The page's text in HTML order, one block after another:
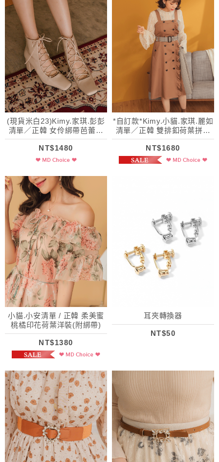
(現貨米白23)Kimy.家琪.彭彭
清單／正韓 女伶綁帶芭蕾舞
短靴
NT$1480
*自訂款*Kimy.小貓.家琪.麗如
清單／正韓 雙排釦荷葉拼接
格紋吊帶裙
NT$1680
小貓.小安清單 / 正韓 柔美蜜
桃橘印花荷葉洋裝(附綁帶)
NT$1380
耳夾轉換器
NT$50